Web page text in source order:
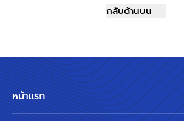
กลับด้านบน
หน้าแรก